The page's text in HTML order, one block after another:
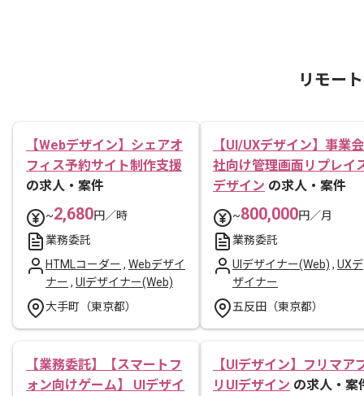
リモー
【Webデザイン】シェアオ
フィス予約サイト制作支援
の求人・案件
~2,680円／時
業務委託
HTMLコーダー , Webデザイ
ナー , UIデザイナー(Web)
大手町（東京都）
【UI/UXデザイン】事業会
社向け管理画面リプレイ
デザイン の求人・案件
~800,000円／月
業務委託
UIデザイナー(Web) , UXデ
ザイナー
五反田（東京都）
【業務委託】【スマートフ
ォン向けゲーム】 UIデザイ
【UIデザイン】フリマア
リUIデザイン の求人・案